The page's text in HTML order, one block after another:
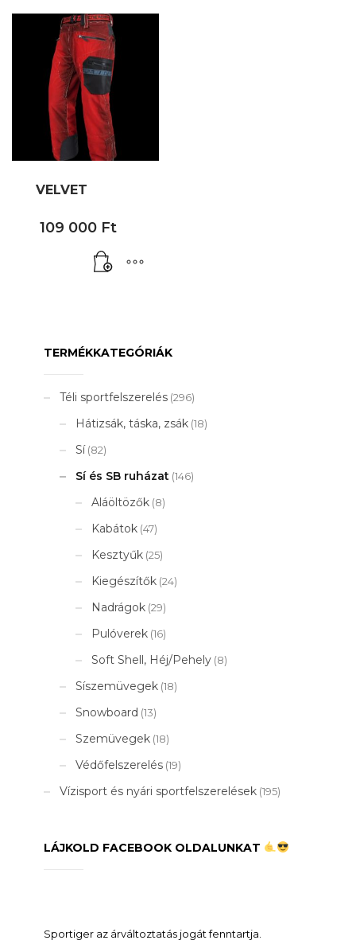
VELVET
109 000 Ft
TERMÉKKATEGÓRIÁK
Téli sportfelszerelés (296)
Hátizsák, táska, zsák (18)
Sí (82)
Sí és SB ruházat (146)
Aláöltözők (8)
Kabátok (47)
Kesztyűk (25)
Kiegészítők (24)
Nadrágok (29)
Pulóverek (16)
Soft Shell, Héj/Pehely (8)
Síszemüvegek (18)
Snowboard (13)
Szemüvegek (18)
Védőfelszerelés (19)
Vízisport és nyári sportfelszerelések (195)
LÁJKOLD FACEBOOK OLDALUNKAT
Sportiger az árváltoztatás jogát fenntartja.